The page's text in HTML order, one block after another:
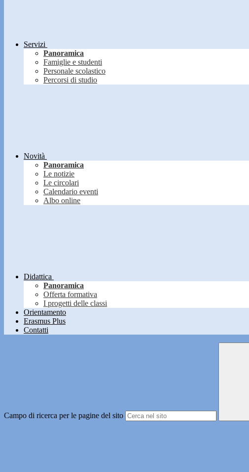
Servizi
Panoramica
Famiglie e studenti
Personale scolastico
Percorsi di studio
Novità
Panoramica
Le notizie
Le circolari
Calendario eventi
Albo online
Didattica
Panoramica
Offerta formativa
I progetti delle classi
Orientamento
Erasmus Plus
Contatti
Campo di ricerca per le pagine del sito